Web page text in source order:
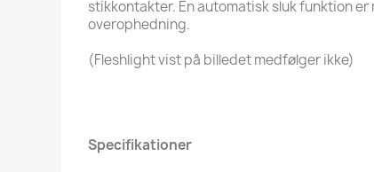
stikkontakter. En automatisk sluk funktion
overophedning.
(Fleshlight vist på billedet medfølger ikke)
Specifikationer